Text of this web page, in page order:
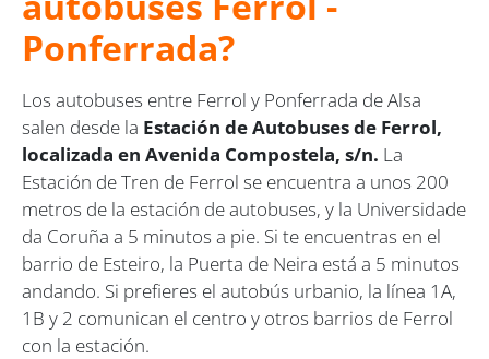
Ponferrada?
Los autobuses entre Ferrol y Ponferrada de Alsa
salen desde la Estación de Autobuses de Ferrol,
localizada en Avenida Compostela, s/n. La
Estación de Tren de Ferrol se encuentra a unos 200
metros de la estación de autobuses, y la Universidade
da Coruña a 5 minutos a pie. Si te encuentras en el
barrio de Esteiro, la Puerta de Neira está a 5 minutos
andando. Si prefieres el autobús urbanio, la línea 1A,
1B y 2 comunican el centro y otros barrios de Ferrol
con la estación.